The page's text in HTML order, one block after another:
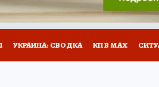
УКРАИНА: СВОДКА КП В МАХ